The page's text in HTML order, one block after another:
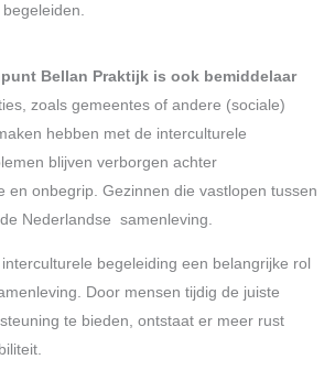
Bellan Praktijk is ook bemiddelaar
zoals gemeentes of andere (sociale)
hebben met de interculturele
blijven verborgen achter
en onbegrip. Gezinnen die vastlopen tussen
Nederlandse samenleving.
begeleiding een belangrijke rol
Door mensen tijdig de juiste
te bieden, ontstaat er meer rust